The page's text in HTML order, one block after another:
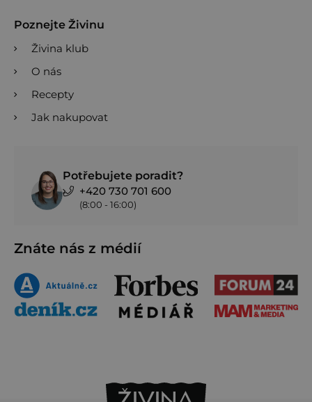
Poznejte Živinu
Živina klub
O nás
Recepty
Jak nakupovat
Potřebujete poradit?
+420 730 701 600
(8:00 - 16:00)
Znáte nás z médií